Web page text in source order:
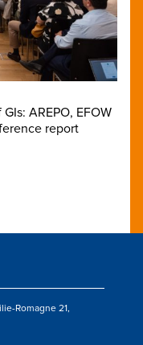
AREPO, EFOW
report
Romagne 21,